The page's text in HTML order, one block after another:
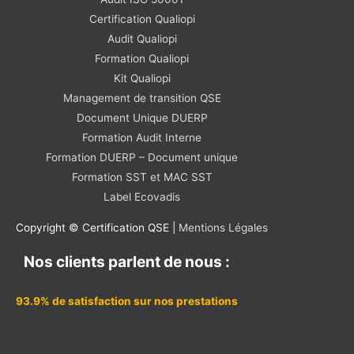
Certification Qualiopi
Audit Qualiopi
Formation Qualiopi
Kit Qualiopi
Management de transition QSE
Document Unique DUERP
Formation Audit Interne
Formation DUERP – Document unique
Formation SST et MAC SST
Label Ecovadis
Copyright © Certification QSE | Mentions Légales
Nos clients parlent de nous :
93.9% de satisfaction sur nos prestations